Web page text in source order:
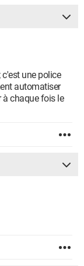
une police
automatiser
à chaque fois le